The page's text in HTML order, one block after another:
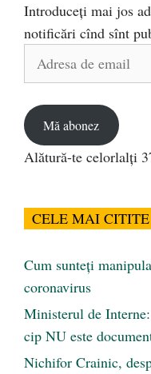
Introduceți mai jos
notificări cînd sînt
Adresa
Mă abonez
Alătură-te celorlalți
CELE MAI CITITE
Cum sunteți
coronavirus
Ministerul de
cip NU este
Nichifor Crainic,